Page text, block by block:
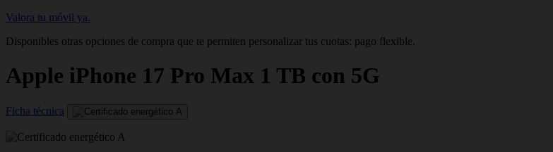
Valora tu móvil ya.
Disponibles otras opciones de compra que te permiten personalizar tus cuotas: pago flexible.
Apple iPhone 17 Pro Max 1 TB con 5G
Ficha técnica